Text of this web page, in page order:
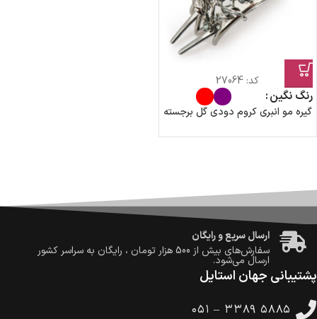
کد: 27064
رنگ نگین
گیره مو انبری کروم دودی گل برجسته
ضمانت اصالت کالا
گارانتی معتبر برای تمامی محصولات ارائه می‌شود.
ارسال سریع و رایگان
سفارش‌های بیش از 500 هزار تومان ، رایگان به سراسر کشور
ارسال می‌شود.
ضمانت بازگشت کالا
پشتیبانی جهان استایل
۰۵۱ – ۳۳۸۹ ۵۸۸۵